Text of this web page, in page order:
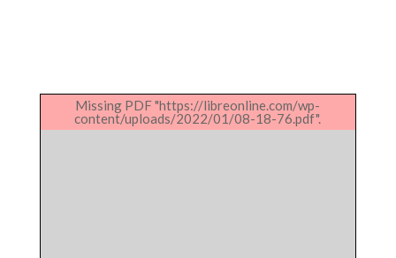
Missing PDF "https://libreonline.com/wp-
content/uploads/2022/01/08-18-76.pdf".